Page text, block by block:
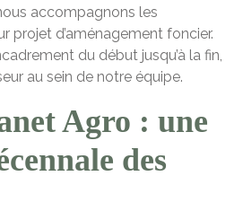
accompagnons les
projet d’aménagement foncier.
du début jusqu’à la fin,
au sein de notre équipe.
Agro : une
des